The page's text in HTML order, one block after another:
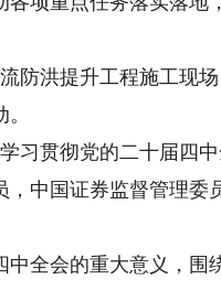
洪提升工程施工现场
学习贯彻党的二十届四
中国证券监督管理委
全会的重大意义，围